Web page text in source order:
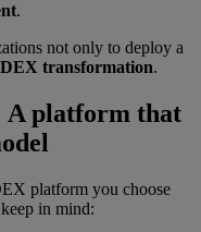
.
not only to deploy a
transformation.
A platform that
platform you choose
in mind: